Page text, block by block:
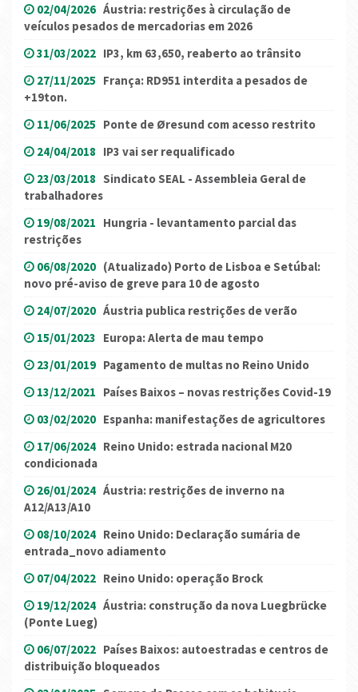
02/04/2026 Áustria: restrições à circulação de
veículos pesados ​​de mercadorias em 2026
31/03/2022 IP3, km 63,650, reaberto ao trânsito
27/11/2025 França: RD951 interdita a pesados de
+19ton.
11/06/2025 Ponte de Øresund com acesso restrito
24/04/2018 IP3 vai ser requalificado
23/03/2018 Sindicato SEAL - Assembleia Geral de
trabalhadores
19/08/2021 Hungria - levantamento parcial das
restrições
06/08/2020 (Atualizado) Porto de Lisboa e Setúbal:
novo pré-aviso de greve para 10 de agosto
24/07/2020 Áustria publica restrições de verão
15/01/2023 Europa: Alerta de mau tempo
23/01/2019 Pagamento de multas no Reino Unido
13/12/2021 Países Baixos – novas restrições Covid-19
03/02/2020 Espanha: manifestações de agricultores
17/06/2024 Reino Unido: estrada nacional M20
condicionada
26/01/2024 Áustria: restrições de inverno na
A12/A13/A10
08/10/2024 Reino Unido: Declaração sumária de
entrada_novo adiamento
07/04/2022 Reino Unido: operação Brock
19/12/2024 Áustria: construção da nova Luegbrücke
(Ponte Lueg)
06/07/2022 Países Baixos: autoestradas e centros de
distribuição bloqueados